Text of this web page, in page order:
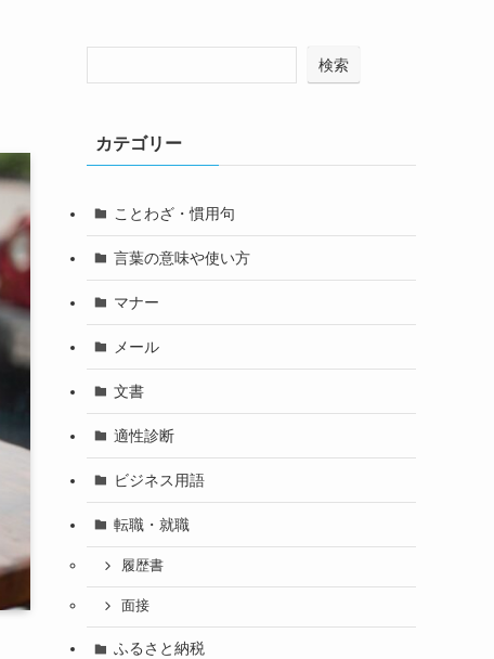
検索
カテゴリー
ことわざ・慣用句
言葉の意味や使い方
マナー
メール
文書
適性診断
ビジネス用語
転職・就職
履歴書
面接
ふるさと納税